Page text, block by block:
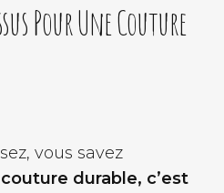
Pour Une Couture
vous savez
couture durable, c’est